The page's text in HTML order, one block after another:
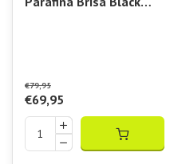
€79,95
€69,95